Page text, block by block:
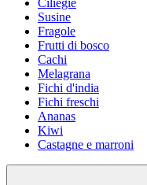
Ciliegie
Susine
Fragole
Frutti di bosco
Cachi
Melagrana
Fichi d'india
Fichi freschi
Ananas
Kiwi
Castagne e marroni